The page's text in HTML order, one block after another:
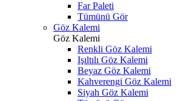
Far Paleti
Tümünü Gör
Göz Kalemi
Göz Kalemi
Renkli Göz Kalemi
Işıltılı Göz Kalemi
Beyaz Göz Kalemi
Kahverengi Göz Kalemi
Siyah Göz Kalemi